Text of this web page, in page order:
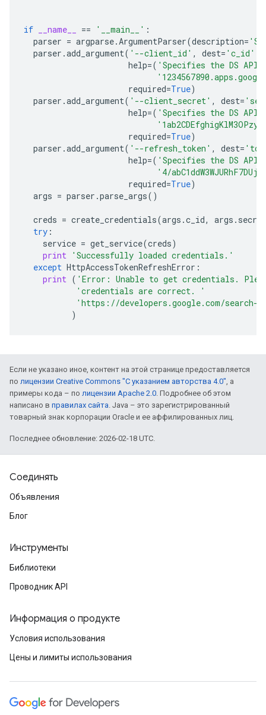
if __name__ == '__main__' :
parser = argparse.ArgumentParser(description=
parser .add_argument( '--client_id' , dest= 'c_id'
help=( 'Specifies the DS
required=True)
parser .add_argument( '--client_secret' , dest=
help=( 'Specifies the DS
required=True)
parser .add_argument( '--refresh_token' , dest=
help=( 'Specifies the DS
'4/
required=True)
args = parser .parse_args()
creds = create_credentials(args .c_id, args . secret
try :
service = get_service(creds)
print 'Successfully loaded credentials.'
except HttpAccessTokenRefreshError :
print ( 'Error: Unable to get credentials.
'credentials are correct. '
'https://developers.google.com/search-
)
Если не указано иное, контент на этой странице предоставляется
по лицензии Creative Commons "С указанием авторства 4.0", а
примеры кода – по лицензии Apache 2.0. Подробнее об этом
написано в правилах сайта. Java – это зарегистрированный
товарный знак корпорации Oracle и ее аффилированных лиц.
Последнее обновление: 2026-02-18 UTC.
Соединять
Объявления
Блог
Инструменты
Библиотеки
Проводник API
Информация о продукте
Условия использования
Цены и лимиты использования